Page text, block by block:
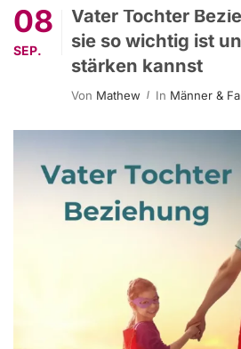
08
SEP.
Vater Tochter
sie so wichtig ist
stärken kannst
Von Mathew In Männer &